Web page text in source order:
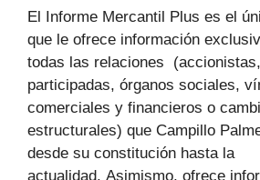
El Informe Mercantil Plus es el
que le ofrece información
todas las relaciones
participadas, órganos sociales,
comerciales y financieros o
estructurales) que Campillo
desde su constitución hasta la
actualidad. Asimismo, ofrece